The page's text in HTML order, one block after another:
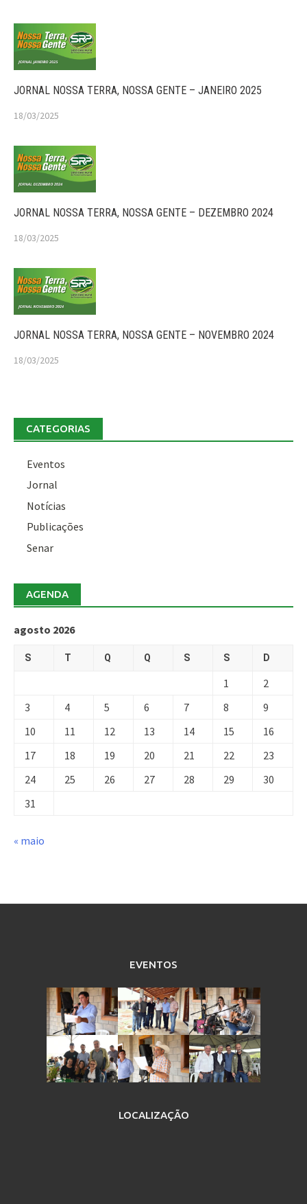
JORNAL NOSSA TERRA, NOSSA GENTE – JANEIRO 2025
18/03/2025
JORNAL NOSSA TERRA, NOSSA GENTE – DEZEMBRO 2024
18/03/2025
JORNAL NOSSA TERRA, NOSSA GENTE – NOVEMBRO 2024
18/03/2025
CATEGORIAS
Eventos
Jornal
Notícias
Publicações
Senar
AGENDA
agosto 2026
S T Q Q S S D
1
2
3
4 5 6 7 8
9
10
11 12 13 14 15
16
17
18 19 20 21 22
23
24
25 26 27 28 29
30
31
« maio
EVENTOS
LOCALIZAÇÃO